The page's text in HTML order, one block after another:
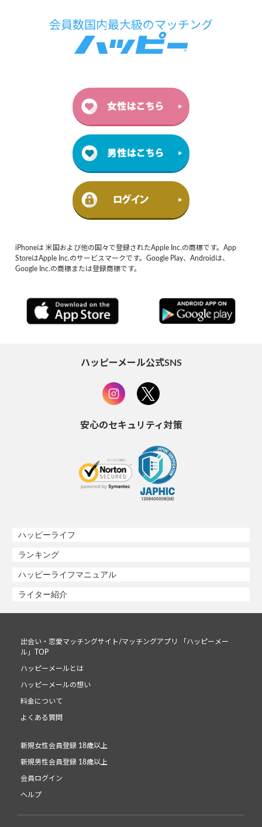
iPhoneは 米国および他の国々で登録されたApple Inc.の商標です。App
StoreはApple Inc.のサービスマークです。Google Play、Androidは、
Google Inc.の商標または登録商標です。
ハッピーメール公式SNS
安心のセキュリティ対策
ハッピーライフ
ランキング
ハッピーライフマニュアル
ライター紹介
出会い・恋愛マッチングサイト/マッチングアプリ 「ハッピーメー
ル」TOP
ハッピーメールとは
ハッピーメールの想い
料金について
よくある質問
新規女性会員登録 18歳以上
新規男性会員登録 18歳以上
会員ログイン
ヘルプ